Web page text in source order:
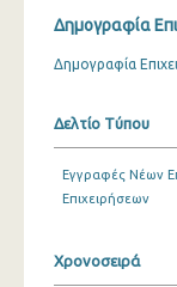
Δημογραφία
Δημογραφία
Δελτίο Τύπου
Εγγραφές Νέων
Επιχειρήσεων
Χρονοσειρά